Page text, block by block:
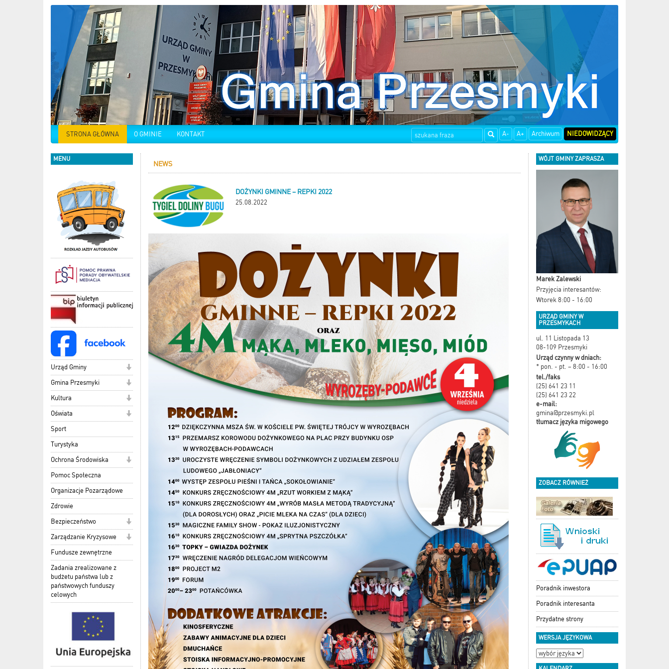
STRONA GŁÓWNA O GMINIE KONTAKT A- A+ Archiwum NIEDOWIDZĄCY
MENU
Urząd Gminy
Gmina Przesmyki
Kultura
Oświata
Sport
Turystyka
Ochrona Środowiska
Pomoc Społeczna
Organizacje Pozarządowe
Zdrowie
Bezpieczeństwo
Zarządzanie Kryzysowe
Fundusze zewnętrzne
Zadania zrealizowane z
budżetu państwa lub z
państwowych funduszy
celowych
NEWS
DOŻYNKI GMINNE – REPKI 2022
25.08.2022
WÓJT GMINY ZAPRASZA
Marek Zalewski
Przyjęcia interesantów:
Wtorek 8:00 - 16:00
URZĄD GMINY W
PRZESMYKACH
ul. 11 Listopada 13
08-109 Przesmyki
Urząd czynny w dniach:
* pon. - pt. – 8:00 - 16:00
tel./faks
(25) 641 23 11
(25) 641 23 22
e-mail:
gmina@przesmyki.pl
tłumacz języka migowego
ZOBACZ RÓWNIEŻ
Poradnik inwestora
Poradnik interesanta
Przydatne strony
WERSJA JĘZYKOWA